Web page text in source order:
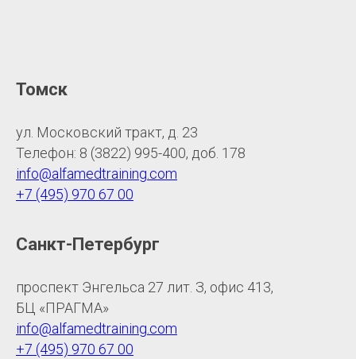
Томск
ул. Московский тракт, д. 23
Телефон: 8 (3822) 995-400, доб. 178
info@alfamedtraining.com
+7 (495) 970 67 00
Санкт-Петербург
проспект Энгельса 27 лит. З, офис 413,
БЦ «ПРАГМА»
info@alfamedtraining.com
+7 (495) 970 67 00